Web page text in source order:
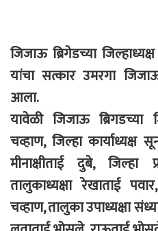
जिजाऊ ब्रिगेडच्या
यांचा सत्कार उमरगा
आला.
यावेळी जिजाऊ ब्रिगडच्या
चव्हाण, जिल्हा कार्याध्यक्ष
मीनाक्षीताई दुबे, जिल्हा
तालुकाध्यक्षा रेखाताई
चव्हाण, तालुका उपाध्यक्षा